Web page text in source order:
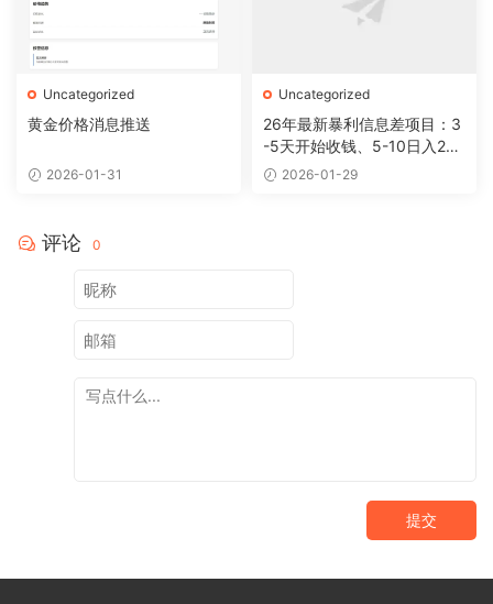
Uncategorized
黄金价格消息推送
2026-01-31
Uncategorized
26年最新暴利信息差项目：3
-5天开始收钱、5-10日入200
+，10天后稳定300+，0门槛
2026-01-29
评论 0
提交